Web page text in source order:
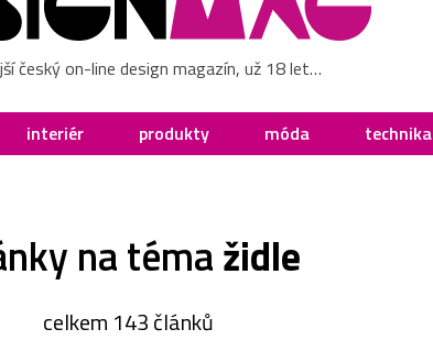
český on-line design magazín, už 18 let…
interiér produkty móda technika
na témažidle
celkem 143 článků